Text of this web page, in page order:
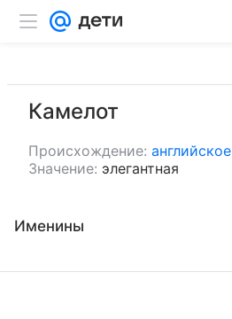
Камелот
Происхождение: английское
Значение: элегантная
Именины